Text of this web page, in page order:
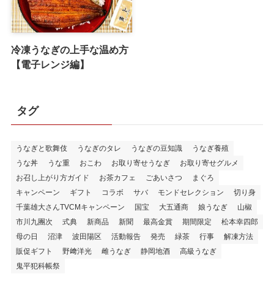
冷凍うなぎの上手な温め方
【電子レンジ編】
タグ
うなぎと歌舞伎 うなぎのタレ うなぎの豆知識
うなぎ養殖
うな丼
うな重 おこわ お取り寄せうなぎ
お取り寄せグルメ
お召し上がり方ガイド
お茶カフェ ごあいさつ
まぐろ
キャンペーン
ギフト コラボ サバ モンドセレクション
切り身
千葉雄大さんTVCMキャンペーン
国宝 大五通商 娘うなぎ
山椒
市川九團次
式典 新商品 新聞 最高金賞 期間限定
松本幸四郎
母の日
沼津 波田陽区 活動報告 発売 緑茶 行事
解凍方法
販促ギフト
野﨑洋光 雌うなぎ 静岡地酒
高級うなぎ
鬼平犯科帳祭